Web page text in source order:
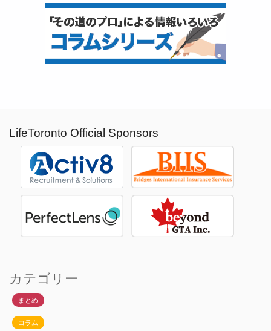
LifeToronto Official Sponsors
カテゴリー
まとめ
コラム